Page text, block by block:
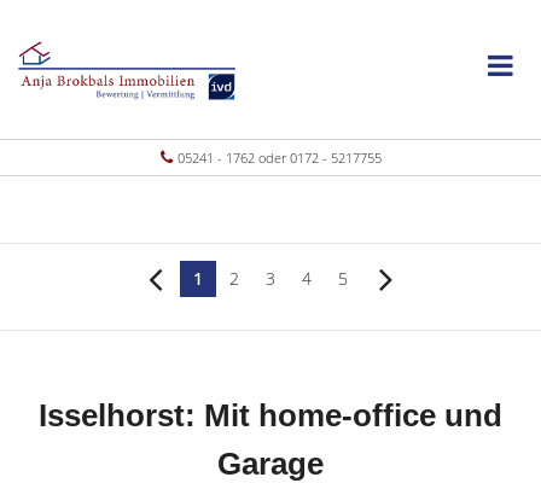
05241 - 1762 oder 0172 - 5217755
1 2 3 4 5
Isselhorst: Mit home-office und
Garage